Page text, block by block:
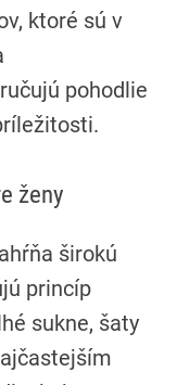
ktoré sú v
pohodlie
ženy
širokú
princíp
sukne, šaty